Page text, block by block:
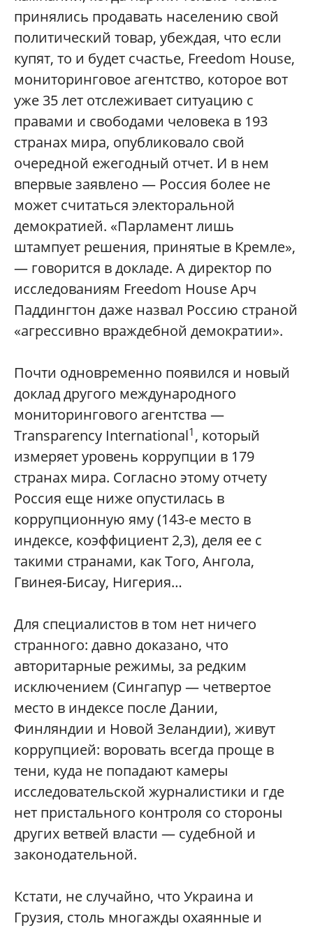
принялись продавать населению свой
политический товар, убеждая, что если
купят, то и будет счастье, Freedom House,
мониторинговое агентство, которое вот
уже 35 лет отслеживает ситуацию с
правами и свободами человека в 193
странах мира, опубликовало свой
очередной ежегодный отчет. И в нем
впервые заявлено — Россия более не
может считаться электоральной
демократией. «Парламент лишь
штампует решения, принятые в Кремле»,
— говорится в докладе. А директор по
исследованиям Freedom House Арч
Паддингтон даже назвал Россию страной
«агресcивно враждебной демократии».
Почти одновременно появился и новый
доклад другого международного
мониторингового агентства —
Transparency International1 , который
измеряет уровень коррупции в 179
странах мира. Согласно этому отчету
Россия еще ниже опустилась в
коррупционную яму (143-е место в
индексе, коэффициент 2,3), деля ее с
такими странами, как Того, Ангола,
Гвинея-Бисау, Нигерия…
Для специалистов в том нет ничего
странного: давно доказано, что
авторитарные режимы, за редким
исключением (Сингапур — четвертое
место в индексе после Дании,
Финляндии и Новой Зеландии), живут
коррупцией: воровать всегда проще в
тени, куда не попадают камеры
исследовательской журналистики и где
нет пристального контроля со стороны
других ветвей власти — судебной и
законодательной.
Кстати, не случайно, что Украина и
Грузия, столь многажды охаянные и